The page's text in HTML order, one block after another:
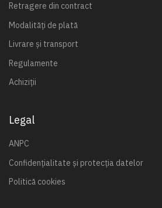
Retragere din contract
Modalități de plată
Livrare și transport
Regulamente
Achiziții
Legal
ANPC
Confidențialitate și protecția datelor
Politică cookies